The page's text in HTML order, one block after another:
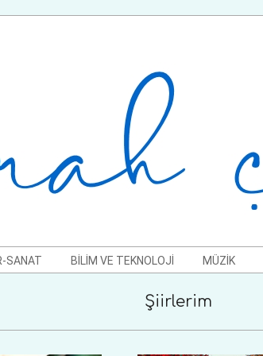
SANAT BILIM VE TEKNOLOJI MÜZIK
Şiirlerim